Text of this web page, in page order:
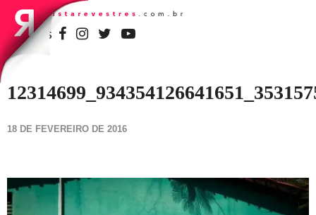
SIGA-NOS
18 DE FEVEREIRO DE 2016